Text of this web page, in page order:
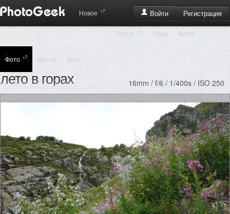
Войти Регистрация
Новое +7
Лента +45 Люди Блоги
Фото +7 Школа Еще ...
лето в горах 16mm / f/6 / 1/400s / ISO 250